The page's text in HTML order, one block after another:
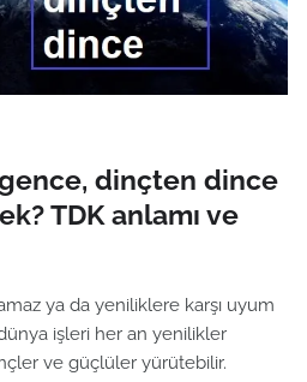
dinçten dince
TDK anlamı ve
ya da yeniliklere karşı uyum
işleri her an yenilikler
ve güçlüler yürütebilir.